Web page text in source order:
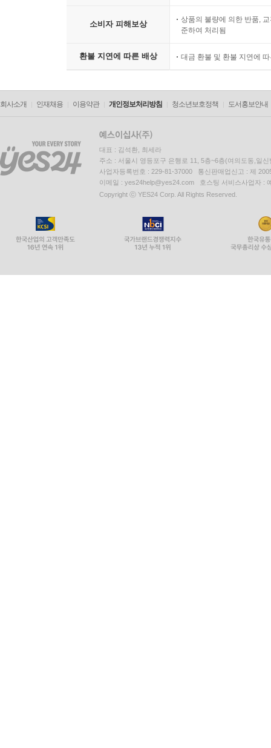
듣게 해준다.
유진 피터슨은 일상과 사람과 영성을 따로 보지
_ 홍순관 | CCM 아티스트
「메시지」의 출간을 독자의 한 사람으로 기다
덕분에 쉽게 펼쳐 보지 못했던 성경의 구석구석
흥겨움을 줍니다. 고맙습니다. 좋은 책을 만나게 해
_ 조수아 | CCM 아티스트
「메시지」는 누구나 이해할 수 있는 일상의 언
_ 조준모 | CCM 아티스트, 한동대학교 국제어문학
소비자 피해보상
상품의 불량에 의한 반품,
준하여 처리됨
환불 지연에 따른 배상 대금 환불 및 환불 지연에
회사소개 인재채용 이용약관 개인정보처리방침 청소년보호정책 도서홍보안내
대표 : 김석환, 최세라
주소 : 서울시 영등포구 은행로 11, 5층~6층(여의도동,일신
사업자등록번호 : 229-81-37000 통신판매업신고 : 제
이메일 : yes24help@yes24.com 호스팅 서비스사업자 :
Copyright ⓒ YES24 Corp. All Rights Reserved.